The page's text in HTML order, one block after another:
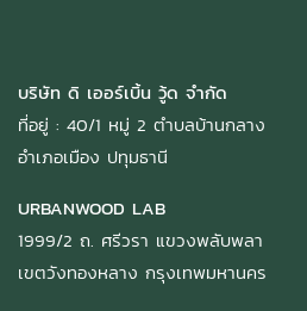
บริษัท ดิ เออร์เบิ้น วู้ด จำกัด
ที่อยู่ : 40/1 หมู่ 2 ตำบลบ้านกลาง
อำเภอเมือง ปทุมธานี
URBANWOOD LAB
1999/2 ถ. ศรีวรา แขวงพลับพลา
เขตวังทองหลาง กรุงเทพมหานคร